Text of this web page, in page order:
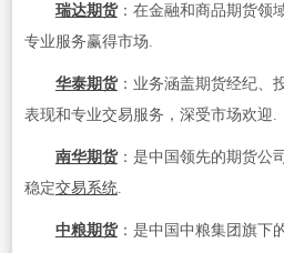
瑞达期货：在金融和商品期货领
专业服务赢得市场.
华泰期货：业务涵盖期货经纪、
表现和专业交易服务，深受市场欢迎.
南华期货：是中国领先的期货公
稳定交易系统.
中粮期货：是中国中粮集团旗下